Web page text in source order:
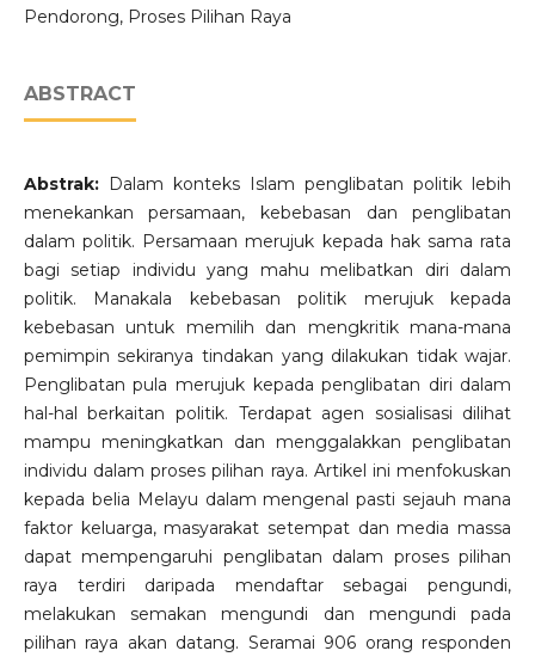
Pendorong, Proses Pilihan Raya
ABSTRACT
Abstrak:Dalam konteks Islam penglibatan politik lebih
menekankan persamaan, kebebasan dan penglibatan
dalam politik. Persamaan merujuk kepada hak sama rata
bagi setiap individu yang mahu melibatkan diri dalam
politik. Manakala kebebasan politik merujuk kepada
kebebasan untuk memilih dan mengkritik mana-mana
pemimpin sekiranya tindakan yang dilakukan tidak wajar.
Penglibatan pula merujuk kepada penglibatan diri dalam
hal-hal berkaitan politik. Terdapat agen sosialisasi dilihat
mampu meningkatkan dan menggalakkan penglibatan
individu dalam proses pilihan raya. Artikel ini menfokuskan
kepada belia Melayu dalam mengenal pasti sejauh mana
faktor keluarga, masyarakat setempat dan media massa
dapat mempengaruhi penglibatan dalam proses pilihan
raya terdiri daripada mendaftar sebagai pengundi,
melakukan semakan mengundi dan mengundi pada
pilihan raya akan datang. Seramai 906 orang responden